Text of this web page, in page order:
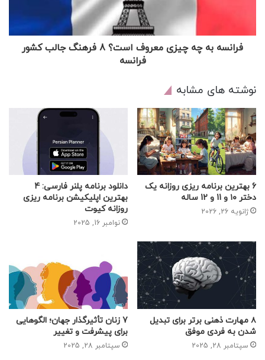
فرانسه به چه چیزی معروف است؟ 8 فرهنگ جالب کشور
فرانسه
نوشته های مشابه
6 بهترین برنامه ریزی روزانه یک
دختر ۱۰ و 11 و 12 ساله
ژانویه 26, 2026
دانلود برنامه پلنر فارسی: 4
بهترین اپلیکیشن برنامه ریزی
روزانه کیوت
نوامبر 16, 2025
۸ مهارت ذهنی برتر برای تبدیل
شدن به فردی موفق
سپتامبر 28, 2025
7 زنان تأثیرگذار جهان؛ الگوهایی
برای پیشرفت و تغییر
سپتامبر 28, 2025